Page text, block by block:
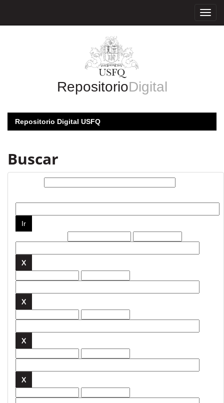
RepositorioDigital
Repositorio Digital USFQ
Buscar